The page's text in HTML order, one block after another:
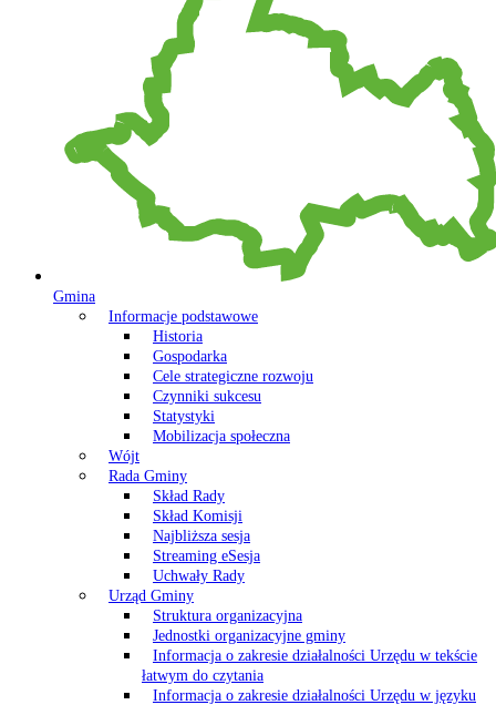
Gmina
Informacje podstawowe
Historia
Gospodarka
Cele strategiczne rozwoju
Czynniki sukcesu
Statystyki
Mobilizacja społeczna
Wójt
Rada Gminy
Skład Rady
Skład Komisji
Najbliższa sesja
Streaming eSesja
Uchwały Rady
Urząd Gminy
Struktura organizacyjna
Jednostki organizacyjne gminy
Informacja o zakresie działalności Urzędu w tekście
łatwym do czytania
Informacja o zakresie działalności Urzędu w języku